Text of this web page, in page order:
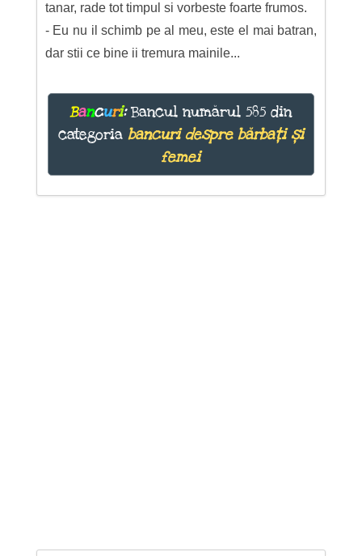
tanar, rade tot timpul si vorbeste foarte frumos.
- Eu nu il schimb pe al meu, este el mai batran,
dar stii ce bine ii tremura mainile...
Bancuri:Bancul numărul 585 din
categoria bancuri despre bărbați și
femei